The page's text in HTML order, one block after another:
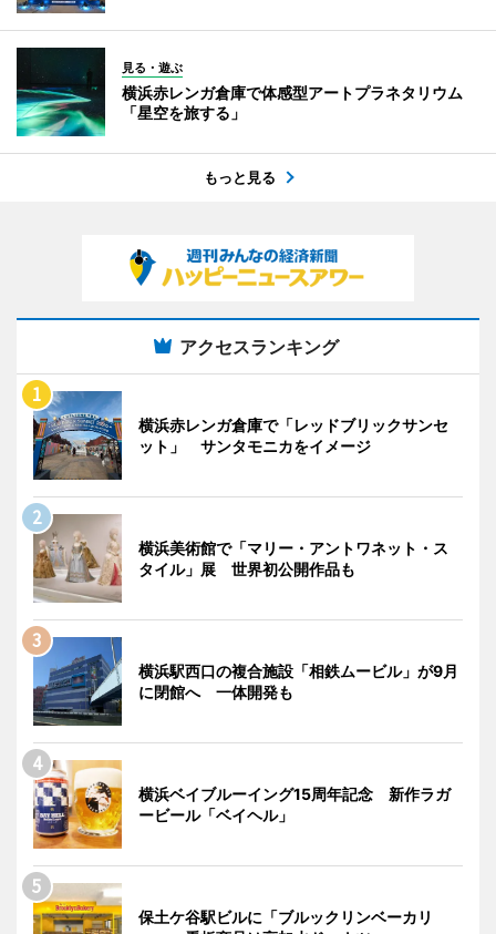
見る・遊ぶ
横浜赤レンガ倉庫で体感型アートプラネタリウム
「星空を旅する」
もっと見る
アクセスランキング
横浜赤レンガ倉庫で「レッドブリックサンセ
ット」 サンタモニカをイメージ
横浜美術館で「マリー・アントワネット・ス
タイル」展 世界初公開作品も
横浜駅西口の複合施設「相鉄ムービル」が9月
に閉館へ 一体開発も
横浜ベイブルーイング15周年記念 新作ラガ
ービール「ベイヘル」
保土ケ谷駅ビルに「ブルックリンベーカリ